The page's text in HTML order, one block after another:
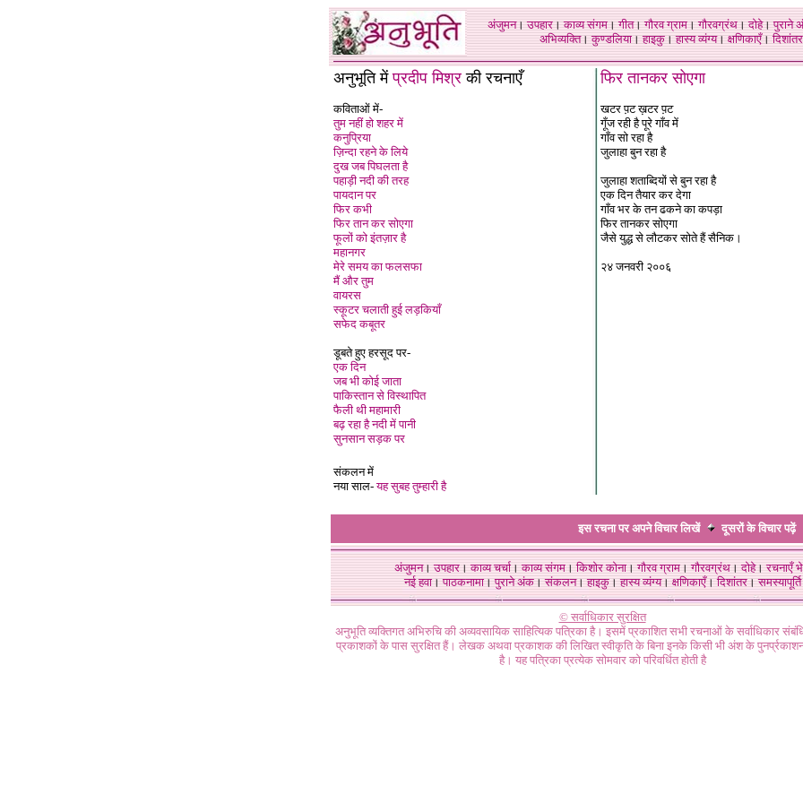
अंजुमन।उपहार।काव्य संगम।गीत।गौरव ग्राम।गौरवग्रंथ।दोहे।पुराने
अभिव्यक्ति।कुण्डलिया।हाइकु।हास्य व्यंग्य।क्षणिकाएँ।दिशांतर
अनुभूति मेंप्रदीप मिश्र की रचनाएँ
कविताओं में-
तुम नहीं हो शहर में
कनुप्रिया
ज़िन्दा रहने के लिये
दुख जब पिघलता है
पहाड़ी नदी की तरह
पायदान पर
फिर कभी
फिर तान कर सोएगा
फूलों को इंतज़ार है
महानगर
मेरे समय का फलसफा
मैं और तुम
वायरस
स्कूटर चलाती हुई लड़कियाँ
सफेद कबूतर
डूबते हुए हरसूद पर-
एक दिन
जब भी कोई जाता
पाकिस्तान से विस्थापित
फैली थी महामारी
बढ़ रहा है नदी में पानी
सुनसान सड़क पर
संकलन में
नया साल-यह सुबह तुम्हारी है
फिर तानकर सोएगा
खटर प़ट ख़टर प़ट
गूँज रही है पूरे गाँव में
गाँव सो रहा है
जुलाहा बुन रहा है
जुलाहा शताब्दियों से बुन रहा है
एक दिन तैयार कर देगा
गाँव भर के तन ढकने का कपड़ा
फिर तानकर सोएगा
जैसे युद्ध से लौटकर सोते हैं सैनिक।
२४ जनवरी २००६
इस रचना पर अपने विचार लिखें दूसरों के विचारपढ़ें
अंजुमन।उपहार।काव्य चर्चा।काव्य संगम।किशोर कोना।गौरव ग्राम।गौरवग्रंथ।दोहे।रचनाएँ
नई हवा। पाठकनामा। पुराने अंक। संकलन। हाइकु। हास्य व्यंग्य। क्षणिकाएँ। दिशांतर। समस्यापूर्ति
© सर्वाधिकार सुरक्षित
अनुभूति व्यक्तिगत अभिरुचि की अव्यवसायिक साहित्यिक पत्रिका है। इसमें प्रकाशित सभी रचनाओं के सर्वाधिकार
प्रकाशकों के पास सुरक्षित हैं। लेखक अथवा प्रकाशक की लिखित स्वीकृति के बिना इनके किसी भी अंश के
है। यह पत्रिका प्रत्येक सोमवार को परिवर्धित होती है